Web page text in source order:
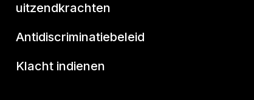
uitzendkrachten
Antidiscriminatiebeleid
Klacht indienen